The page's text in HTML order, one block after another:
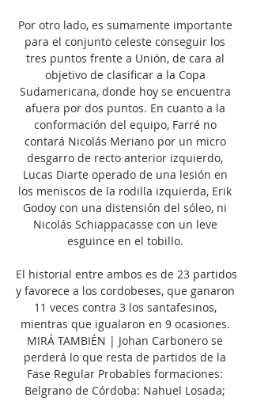
Por otro lado, es sumamente importante
para el conjunto celeste conseguir los
tres puntos frente a Unión, de cara al
objetivo de clasificar a la Copa
Sudamericana, donde hoy se encuentra
afuera por dos puntos. En cuanto a la
conformación del equipo, Farré no
contará Nicolás Meriano por un micro
desgarro de recto anterior izquierdo,
Lucas Diarte operado de una lesión en
los meniscos de la rodilla izquierda, Erik
Godoy con una distensión del sóleo, ni
Nicolás Schiappacasse con un leve
esguince en el tobillo.
El historial entre ambos es de 23 partidos
y favorece a los cordobeses, que ganaron
11 veces contra 3 los santafesinos,
mientras que igualaron en 9 ocasiones.
MIRÁ TAMBIÉN | Johan Carbonero se
perderá lo que resta de partidos de la
Fase Regular Probables formaciones:
Belgrano de Córdoba: Nahuel Losada;